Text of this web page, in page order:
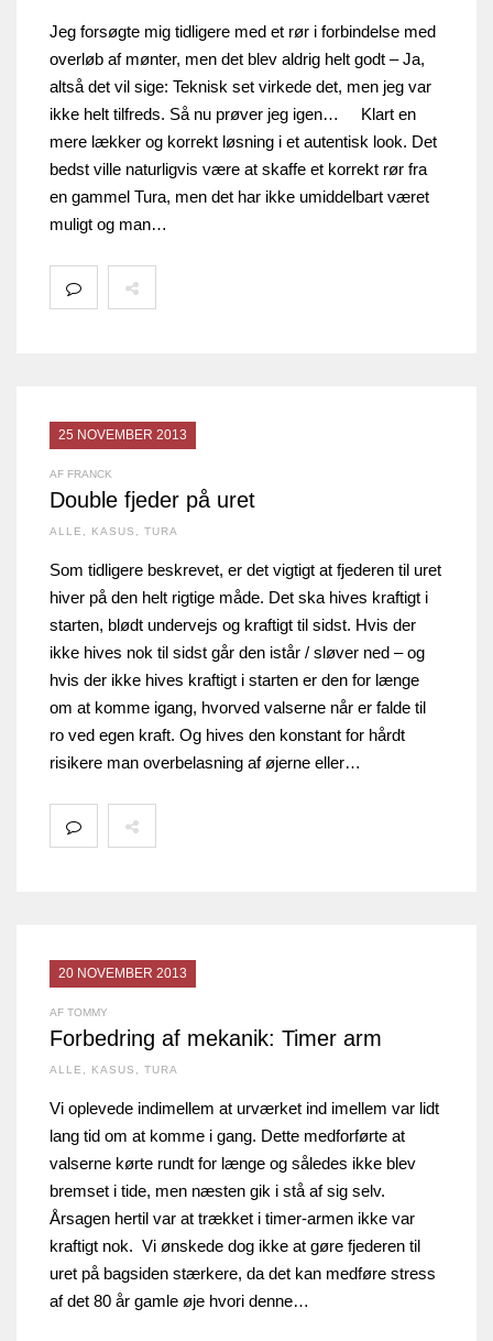
Jeg forsøgte mig tidligere med et rør i forbindelse med
overløb af mønter, men det blev aldrig helt godt – Ja,
altså det vil sige: Teknisk set virkede det, men jeg var
ikke helt tilfreds. Så nu prøver jeg igen… Klart en
mere lækker og korrekt løsning i et autentisk look. Det
bedst ville naturligvis være at skaffe et korrekt rør fra
en gammel Tura, men det har ikke umiddelbart været
muligt og man…
25 NOVEMBER 2013
AF FRANCK
Double fjeder på uret
ALLE KASUS TURA
Som tidligere beskrevet, er det vigtigt at fjederen til uret
hiver på den helt rigtige måde. Det ska hives kraftigt i
starten, blødt undervejs og kraftigt til sidst. Hvis der
ikke hives nok til sidst går den istår / sløver ned – og
hvis der ikke hives kraftigt i starten er den for længe
om at komme igang, hvorved valserne når er falde til
ro ved egen kraft. Og hives den konstant for hårdt
risikere man overbelasning af øjerne eller…
20 NOVEMBER 2013
AF TOMMY
Forbedring af mekanik: Timer arm
ALLE KASUS TURA
Vi oplevede indimellem at urværket ind imellem var lidt
lang tid om at komme i gang. Dette medforførte at
valserne kørte rundt for længe og således ikke blev
bremset i tide, men næsten gik i stå af sig selv.
Årsagen hertil var at trækket i timer-armen ikke var
kraftigt nok. Vi ønskede dog ikke at gøre fjederen til
uret på bagsiden stærkere, da det kan medføre stress
af det 80 år gamle øje hvori denne…